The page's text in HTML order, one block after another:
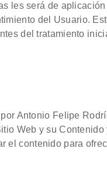
les será de
del Usuario.
del tratamiento
Antonio Felipe
Web y su Contenido
el contenido para